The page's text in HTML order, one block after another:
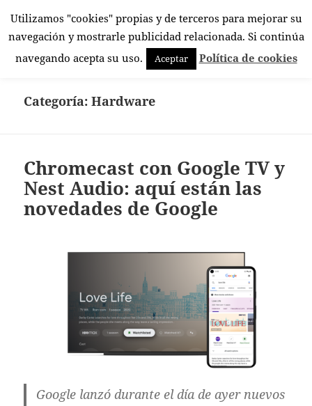
El Rincón Androide
MENÚ
Y
Categoría:Hardware
Chromecast con Google TV y
Nest Audio: aquí están las
novedades de Google
Google lanzó durante el día de ayer nuevos
Utilizamos "cookies" propias y de terceros para mejorar su
navegación y mostrarle publicidad relacionada. Si continúa
navegando acepta su uso.
Aceptar Política de cookies